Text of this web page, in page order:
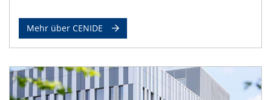
Mehr über CENIDE